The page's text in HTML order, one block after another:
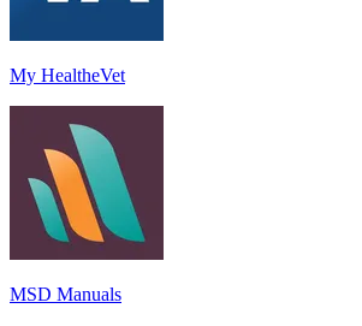
My HealtheVet
MSD Manuals